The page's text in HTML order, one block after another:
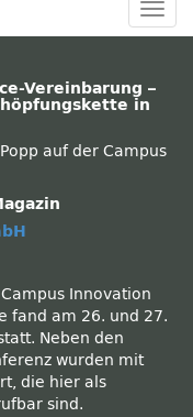
Vereinbarung –
in
auf der Campus
Innovation
fand am 26. und 27.
Neben den
wurden mit
die hier als
sind.